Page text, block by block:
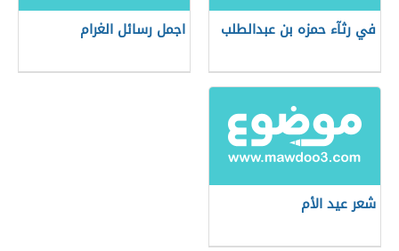
في رثآء حمزه بن عبدالطلب اجمل رسائل الغرام
شعر عيد الأم